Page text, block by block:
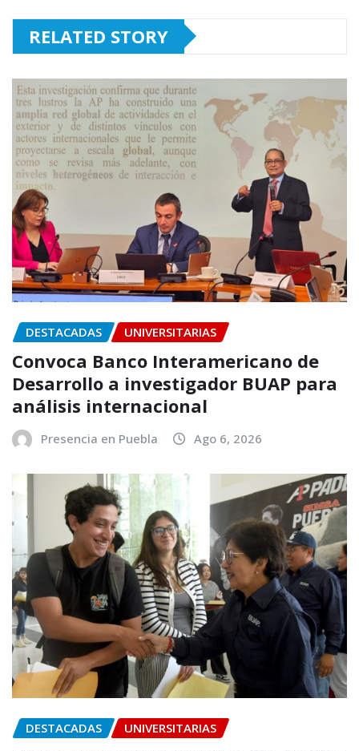
RELATED STORY
DESTACADAS UNIVERSITARIAS
Convoca Banco Interamericano de
Desarrollo a investigador BUAP para
análisis internacional
Presencia en Puebla Ago 6, 2026
DESTACADAS UNIVERSITARIAS